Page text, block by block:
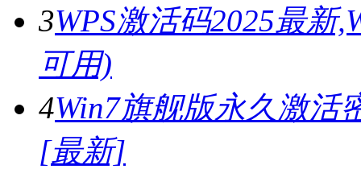
3WPS激活码2025最新
可用)
4Win7旗舰版永久激活
[最新]